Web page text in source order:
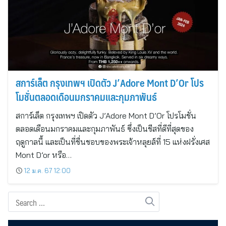
สการ์เล็ต กรุงเทพฯ เปิดตัว J’Adore Mont D’Or โปร
โมชั่นตลอดเดือนมกราคมและกุมภาพันธ์
สการ์เล็ต กรุงเทพฯ เปิดตัว J’Adore Mont D’Or โปรโมชั่น
ตลอดเดือนมกราคมและกุมภาพันธ์ ซึ่งเป็นชีสที่ดีที่สุดของ
ฤดูกาลนี้ และเป็นที่ชื่นชอบของพระเจ้าหลุยส์ที่ 15 แห่งฝรั่งเศส
Mont D’or หรือ…
12 ม.ค. 67 12:00